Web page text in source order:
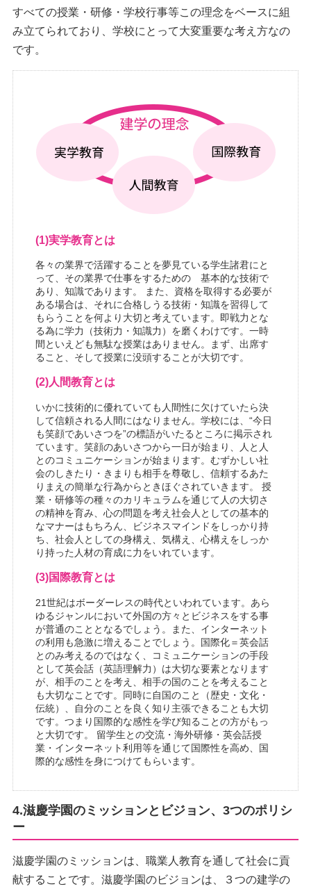
すべての授業・研修・学校行事等この理念をベースに組
み立てられており、学校にとって大変重要な考え方なの
です。
(1)実学教育とは
各々の業界で活躍することを夢見ている学生諸君にと
って、その業界で仕事をするための 基本的な技術で
あり、知識であります。 また、資格を取得する必要が
ある場合は、それに合格しうる技術・知識を習得して
もらうことを何より大切と考えています。即戦力とな
る為に学力（技術力・知識力）を磨くわけです。一時
間といえども無駄な授業はありません。まず、出席す
ること、そして授業に没頭することが大切です。
(2)人間教育とは
いかに技術的に優れていても人間性に欠けていたら決
して信頼される人間にはなりません。学校には、“今日
も笑顔であいさつを”の標語がいたるところに掲示され
ています。笑顔のあいさつから一日が始まり、人と人
とのコミュニケーションが始まります。むずかしい社
会のしきたり・きまりも相手を尊敬し、信頼するあた
りまえの簡単な行為からときほぐされていきます。 授
業・研修等の種々のカリキュラムを通じて人の大切さ
の精神を育み、心の問題を考え社会人としての基本的
なマナーはもちろん、ビジネスマインドをしっかり持
ち、社会人としての身構え、気構え、心構えをしっか
り持った人材の育成に力をいれています。
(3)国際教育とは
21世紀はボーダーレスの時代といわれています。あら
ゆるジャンルにおいて外国の方々とビジネスをする事
が普通のこととなるでしょう。また、インターネット
の利用も急激に増えることでしょう。国際化＝英会話
とのみ考えるのではなく、コミュニケーションの手段
として英会話（英語理解力）は大切な要素となります
が、相手のことを考え、相手の国のことを考えること
も大切なことです。同時に自国のこと（歴史・文化・
伝統）、自分のことを良く知り主張できることも大切
です。つまり国際的な感性を学び知ることの方がもっ
と大切です。 留学生との交流・海外研修・英会話授
業・インターネット利用等を通じて国際性を高め、国
際的な感性を身につけてもらいます。
4.滋慶学園のミッションとビジョン、3つのポリシ
ー
滋慶学園のミッションは、職業人教育を通して社会に貢
献することです。滋慶学園のビジョンは、３つの建学の